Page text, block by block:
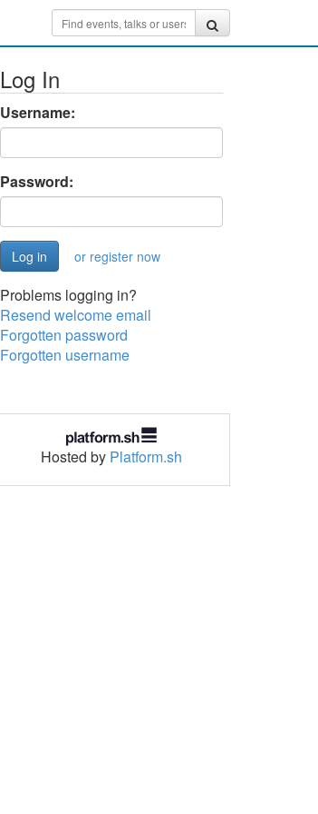
Log In
Username:
Password:
or register now
Problems logging in?
Resend welcome email
Forgotten password
Forgotten username
Hosted by Platform.sh